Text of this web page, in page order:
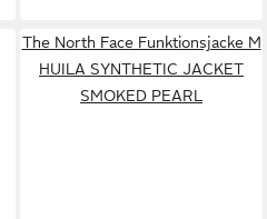
The North Face Funktionsjacke M
HUILA SYNTHETIC JACKET
SMOKED PEARL